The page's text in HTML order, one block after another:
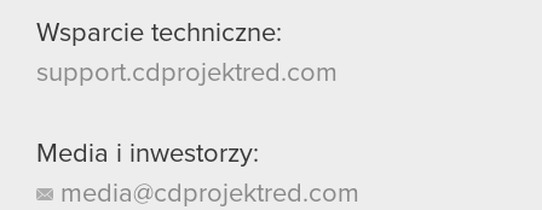
Wsparcie techniczne:
support.cdprojektred.com
Media i inwestorzy:
media@cdprojektred.com